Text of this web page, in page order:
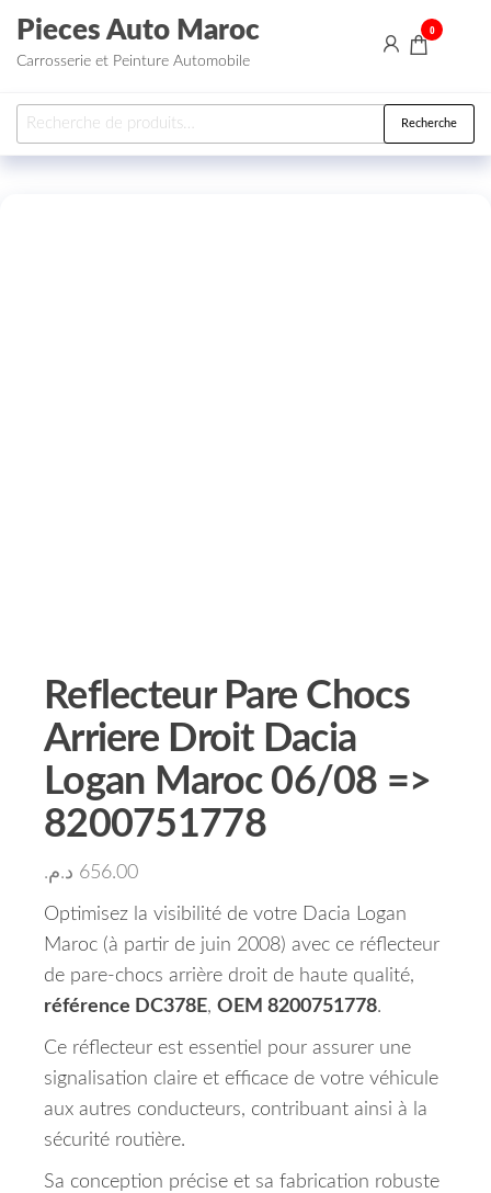
Aller au contenu
Pieces Auto Maroc
Carrosserie et Peinture Automobile
0
Recherche pour : Recherche
Reflecteur Pare Chocs
Arriere Droit Dacia
Logan Maroc 06/08 =>
8200751778
656.00 د.م.
Optimisez la visibilité de votre Dacia Logan
Maroc (à partir de juin 2008) avec ce réflecteur
de pare-chocs arrière droit de haute qualité,
référence DC378E, OEM 8200751778.
Ce réflecteur est essentiel pour assurer une
signalisation claire et efficace de votre véhicule
aux autres conducteurs, contribuant ainsi à la
sécurité routière.
Sa conception précise et sa fabrication robuste